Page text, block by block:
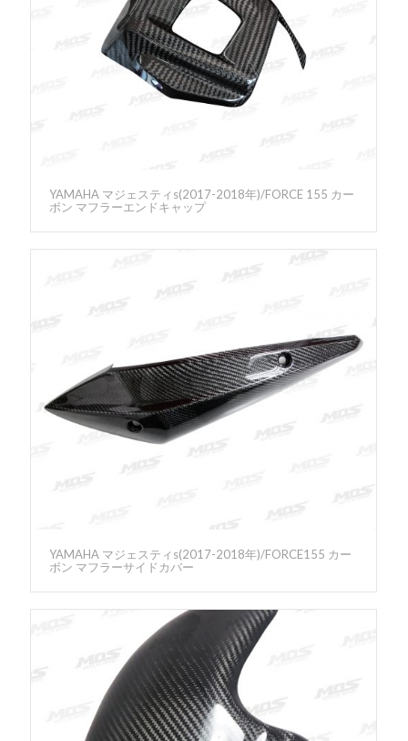
YAMAHA マジェスティs(2017-2018年)/FORCE 155 カー
ボン マフラーエンドキャップ
YAMAHA マジェスティs(2017-2018年)/FORCE155 カー
ボン マフラーサイドカバー